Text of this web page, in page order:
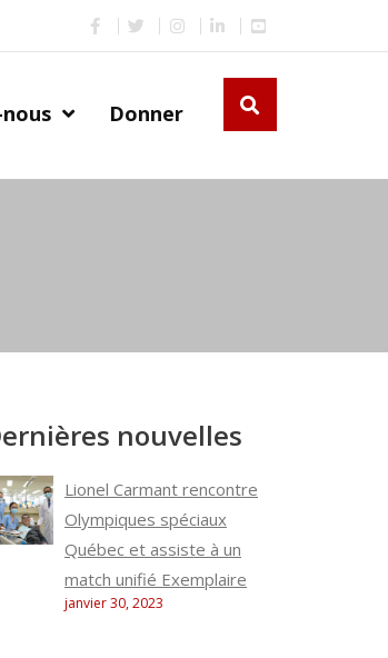
Donner
nouvelles
Lionel Carmant rencontre
Olympiques spéciaux
Québec et assiste à un
match unifié Exemplaire
janvier 30, 2023